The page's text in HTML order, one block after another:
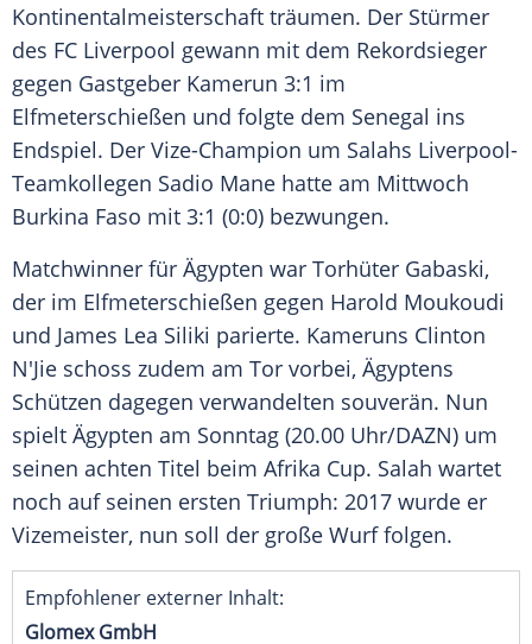
Kontinentalmeisterschaft träumen. Der Stürmer
des FC Liverpool gewann mit dem Rekordsieger
gegen Gastgeber Kamerun 3:1 im
Elfmeterschießen und folgte dem Senegal ins
Endspiel. Der Vize-Champion um Salahs Liverpool-
Teamkollegen Sadio Mane hatte am Mittwoch
Burkina Faso mit 3:1 (0:0) bezwungen.
Matchwinner für Ägypten war Torhüter Gabaski,
der im Elfmeterschießen gegen Harold Moukoudi
und James Lea Siliki parierte. Kameruns Clinton
N'Jie schoss zudem am Tor vorbei, Ägyptens
Schützen dagegen verwandelten souverän. Nun
spielt Ägypten am Sonntag (20.00 Uhr/DAZN) um
seinen achten Titel beim Afrika Cup. Salah wartet
noch auf seinen ersten Triumph: 2017 wurde er
Vizemeister, nun soll der große Wurf folgen.
Empfohlener externer Inhalt:
Glomex GmbH